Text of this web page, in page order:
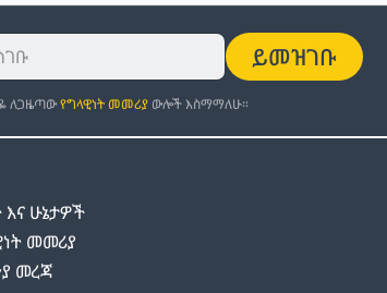
ይመዝገቡ
ለጋዜጣውየግላዊነት መመሪያውሎች እስማማለሁ።
ሁኔታዎች
መመሪያ
መረጃ